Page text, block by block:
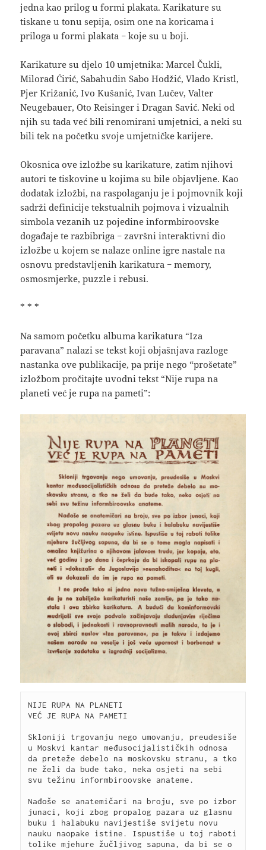
jedna kao prilog u formi plakata. Karikature su
tiskane u tonu sepija, osim one na koricama i
priloga u formi plakata − koje su u boji.
Karikature su djelo 10 umjetnika: Marcel Čukli,
Milorad Ćirić, Sabahudin Sabo Hodžić, Vlado Kristl,
Pjer Križanić, Ivo Kušanić, Ivan Lučev, Valter
Neugebauer, Oto Reisinger i Dragan Savić. Neki od
njih su tada već bili renomirani umjetnici, a neki su
bili tek na početku svoje umjetničke karijere.
Okosnica ove izložbe su karikature, zatim njihovi
autori te tiskovine u kojima su bile objavljene. Kao
dodatak izložbi, na raspolaganju je i pojmovnik koji
sadrži definicije tekstualnih pojmova i vizualnih
simbola vezanih uz pojedine informbiroovske
događaje te razbibriga − završni interaktivni dio
izložbe u kojem se nalaze online igre nastale na
osnovu predstavljenih karikatura − memory,
osmosmjerke, puzzle i rebusi.
* * *
Na samom početku albuma karikatura “Iza
paravana” nalazi se tekst koji objašnjava razloge
nastanka ove publikacije, pa prije nego “prošetate”
izložbom pročitajte uvodni tekst “Nije rupa na
planeti već je rupa na pameti”:
NIJE RUPA NA PLANETI
VEĆ JE RUPA NA PAMETI
Skloniji trgovanju nego umovanju, preudesiše
u Moskvi kantar međusocijalističkih odnosa
da preteže debelo na moskovsku stranu, a tko
ne želi da bude tako, neka osjeti na sebi
svu težinu informbiroovske anateme.
Nađoše se anatemičari na broju, sve po izbor
junaci, koji zbog propalog pazara uz glasnu
buku i halabuku navijestiše svijetu novu
nauku naopake istine. Ispustiše u toj raboti
tolike mjehure žučljivog sapuna, da bi se o